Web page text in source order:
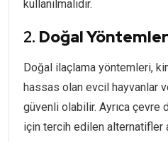
kullanılmalıdır.
2. Doğal
Doğal ilaçlama yöntemleri,
hassas olan evcil hayvanlar
güvenli olabilir. Ayrıca çevre
için tercih edilen alternatifler